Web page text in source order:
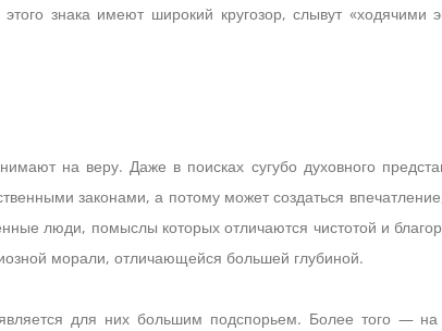
знака имеют широкий кругозор, слывут «ходячими
на веру. Даже в поисках сугубо духовного
законами, а потому может создаться
люди, помыслы которых отличаются чистотой и
морали, отличающейся большей глубиной.
для них большим подспорьем. Более того — на